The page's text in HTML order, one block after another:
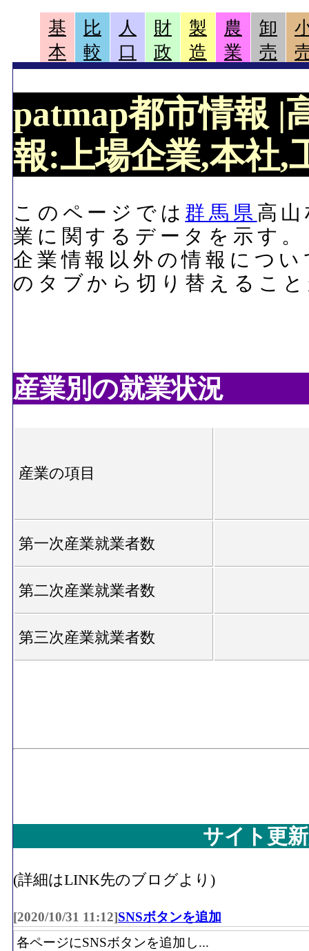
基
本
比
較
人
口
財
政
製
造
農
業
卸
売
patmap都市情報 |
報:上場企業,本社,
このページでは 群馬県 高
業に関するデータを示す。
企業情報以外の情報につ
のタブから切り替えるこ
産業別の就業状況
産業の項目
第一次産業就業者数
第二次産業就業者数
第三次産業就業者数
サイト更
(詳細はLINK先のブログより)
[2020/10/31 11:12]SNSボタンを追加
各ページにSNSボタンを追加し...